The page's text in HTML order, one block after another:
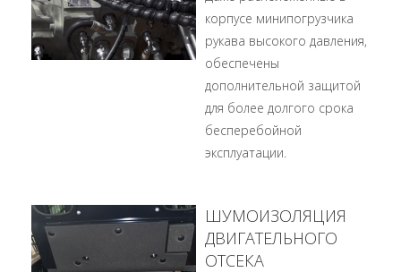
корпусе минипогрузчика
рукава высокого давления,
обеспечены
дополнительной защитой
для более долгого срока
бесперебойной
эксплуатации.
ШУМОИЗОЛЯЦИЯ
ДВИГАТЕЛЬНОГО
ОТСЕКА